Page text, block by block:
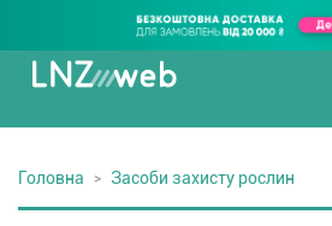
Головна Засоби захисту рослин